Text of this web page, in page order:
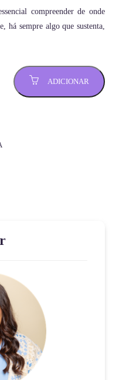
compreender de onde
há sempre algo que sustenta,
ADICIONAR